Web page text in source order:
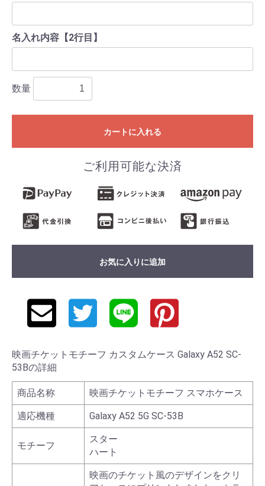
名入れ内容【2行目】
数量
カートに入れる
ご利用可能な決済
お気に入りに追加
映画チケットモチーフ カスタムケース Galaxy A52 SC-
53Bの詳細
商品名称 映画チケットモチーフ スマホケース
適応機種 Galaxy A52 5G SC-53B
モチーフ
スター
ハート
映画のチケット風のデザインをクリ